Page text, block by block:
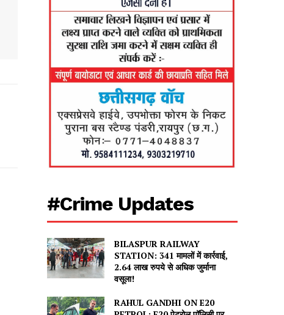
#Crime Updates
BILASPUR RAILWAY
STATION: 341 मामलों में कार्रवाई,
2.64 लाख रुपये से अधिक जुर्माना
वसूला!
RAHUL GANDHI ON E20